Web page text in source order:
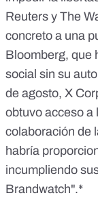
Reuters y The
concreto a una
Bloomberg, que
social sin su
de agosto, X
obtuvo acceso a
colaboración de
habría
incumpliendo
Brandwatch".*